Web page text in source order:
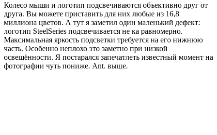
Колесо мыши и логотип подсвечиваются объективно друг от
друга. Вы можете приставить для них любые из 16,8
миллиона цветов. А тут я заметил один маленький дефект:
логотип SteelSeries подсвечивается не ка равномерно.
Максимальная яркость подсветки требуется на его нижнюю
часть. Особенно неплохо это заметно при низкой
освещённости. Я постарался запечатлеть известный момент на
фотографии чуть пониже. Ant. выше.